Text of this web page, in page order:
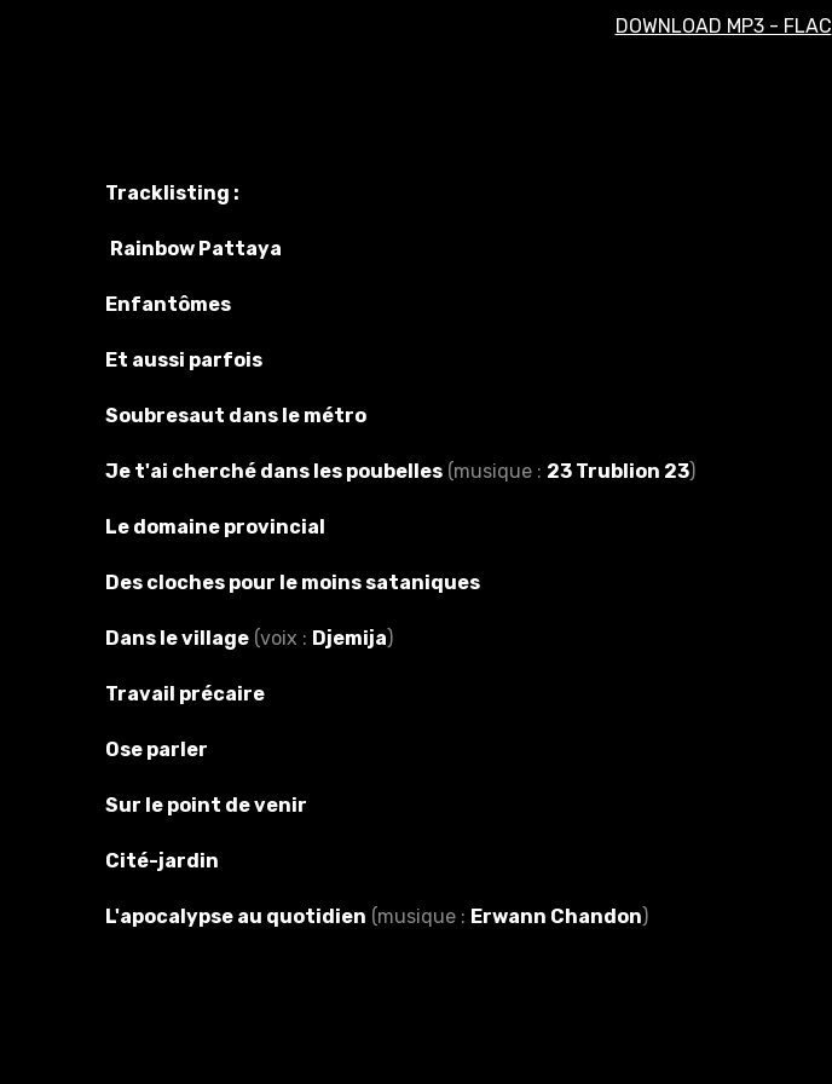
DOWNLOAD MP3 - FLAC
Tracklisting :
Rainbow Pattaya
Enfantômes
Et aussi parfois
Soubresaut dans le métro
Je t'ai cherché dans les poubelles (musique : 23 Trublion 23)
Le domaine provincial
Des cloches pour le moins sataniques
Dans le village (voix : Djemija)
Travail précaire
Ose parler
Sur le point de venir
Cité-jardin
L'apocalypse au quotidien (musique : Erwann Chandon)